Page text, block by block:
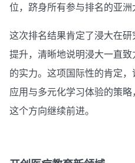
位，跻身所有参与排名的亚洲
这次排名结果肯定了浸大在
提升，清晰地说明浸大一直
的实力。这项国际性的肯定
应用与多元化学习体验的策
这个方向继续前进。